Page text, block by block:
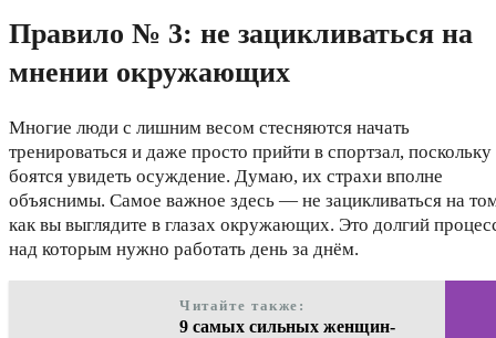
Правило № 3: не зацикливаться на
мнении окружающих
Многие люди с лишним весом стесняются начать
тренироваться и даже просто прийти в спортзал, поскольку
боятся увидеть осуждение. Думаю, их страхи вполне
объяснимы. Самое важное здесь — не зацикливаться на
как вы выглядите в глазах окружающих. Это долгий
над которым нужно работать день за днём.
Читайте также:
9 самых сильных женщин-